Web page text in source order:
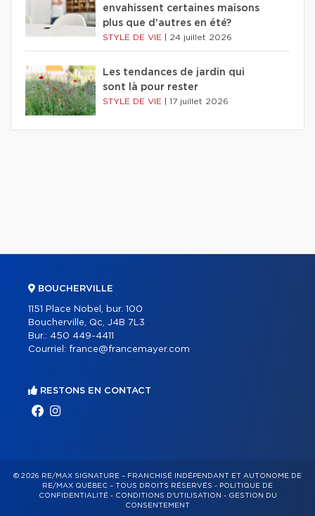
envahissent certaines maisons
plus que d'autres en été?
STYLE DE VIE 24 juillet 2026
Les tendances de jardin qui
sont là pour rester
STYLE DE VIE 17 juillet 2026
BOUCHERVILLE
1151 Place Nobel, bur. 100
Boucherville, Qc, J4B 7L3
Bur.: 450 449-4411
Courriel: france@francemayer.com
RESTONS EN CONTACT
© 2026 RE/MAX SIGNATURE – FRANCHISÉ INDÉPENDANT ET AUTONOME DE
RE/MAX QUÉBEC – TOUS DROITS RÉSERVÉS - POLITIQUE DE
CONFIDENTIALITÉ- CONDITIONS D'UTILISATION - GESTION DU
CONSENTEMENT